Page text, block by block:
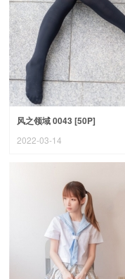
风之领域 0043 [50P]
2022-03-14